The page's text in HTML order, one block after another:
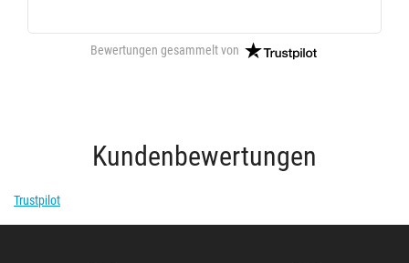
Bewertungen gesammelt von
Kundenbewertungen
Trustpilot